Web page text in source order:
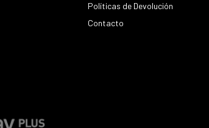
Políticas de Devolución
Contacto